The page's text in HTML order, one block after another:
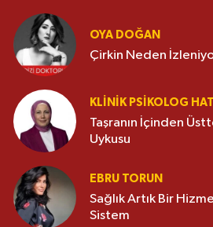
OYA DOĞAN
Çirkin Neden
KLINIK PSIKOLOG
Taşranın İçinden
Uykusu
EBRU TORUN
Sağlık Artık Bir
Sistem